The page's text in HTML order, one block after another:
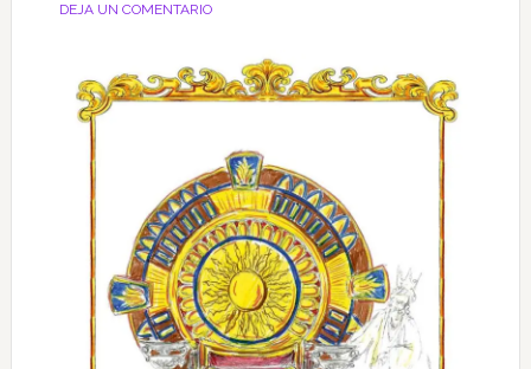
DEJA UN COMENTARIO